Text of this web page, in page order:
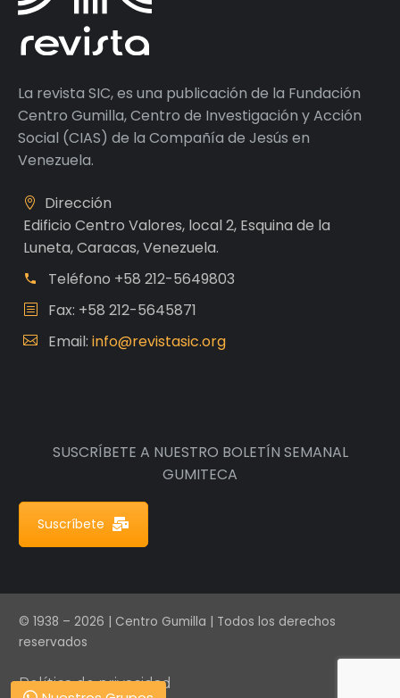
La revista SIC, es una publicación de la Fundación
Centro Gumilla, Centro de Investigación y Acción
Social (CIAS) de la Compañía de Jesús en
Venezuela.
Dirección
Edificio Centro Valores, local 2, Esquina de la
Luneta, Caracas, Venezuela.
Teléfono +58 212-5649803
Fax: +58 212-5645871
Email: info@revistasic.org
SUSCRÍBETE A NUESTRO BOLETÍN SEMANAL
GUMITECA
Suscríbete
© 1938 – 2026 | Centro Gumilla | Todos los derechos
reservados
Política de privacidad